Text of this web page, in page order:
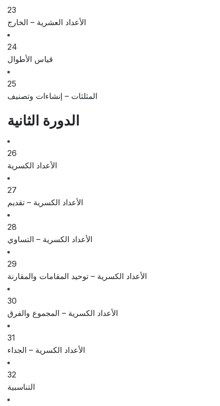
23
الأعداد العشرية – الخارج
24
قياس الأطوال
25
المثلثات – إنشاءات وتصنيف
الدورة الثانية
26
الأعداد الكسرية
27
الأعداد الكسرية – تقديم
28
الأعداد الكسرية – التساوي
29
الأعداد الكسرية – توحيد المقامات والمقارنة
30
الأعداد الكسرية – المجموع والفرق
31
الأعداد الكسرية – الجداء
32
التناسبية